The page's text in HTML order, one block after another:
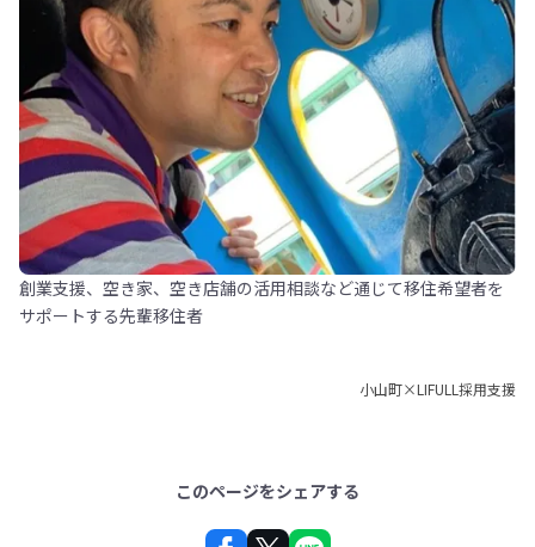
創業支援、空き家、空き店舗の活用相談など通じて移住希望者を
サポートする先輩移住者
小山町×LIFULL採用支援
このページをシェアする